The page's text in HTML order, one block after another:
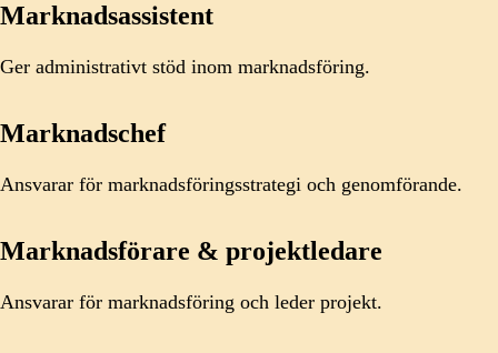
Marknadsassistent
Ger administrativt stöd inom marknadsföring.
Marknadschef
Ansvarar för marknadsföringsstrategi och genomförande.
Marknadsförare & projektledare
Ansvarar för marknadsföring och leder projekt.